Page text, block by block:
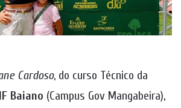
Cardoso, do curso Técnico da
IF Baiano (Campus Gov Mangabeira),